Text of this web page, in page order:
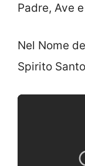
Padre, Ave
Nel Nome
Spirito